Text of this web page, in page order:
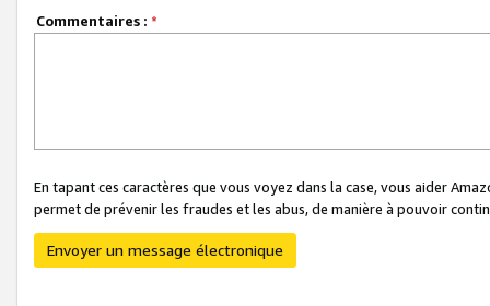
Commentaires : *
En tapant ces caractères que vous voyez dans la case, vous aider
permet de prévenir les fraudes et les abus, de manière à pouvoir
Envoyer un message électronique